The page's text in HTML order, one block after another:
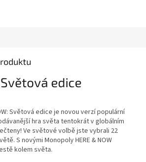
edice
Světová edice je novou verzí populární
hra světa tentokrát v globálním
Ve světové volbě jste vybrali 22
S novými Monopoly HERE & NOW
kolem světa.